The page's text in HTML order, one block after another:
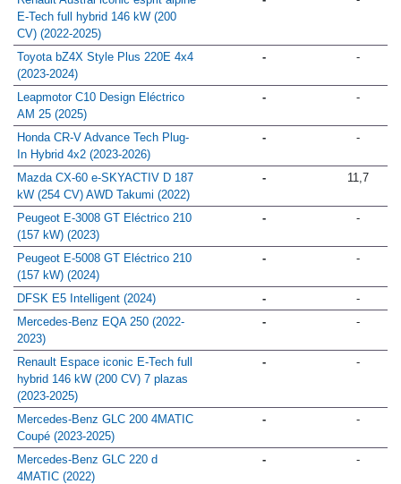
E-Tech full hybrid 146 kW (200
CV) (2022-2025)
Toyota bZ4X Style Plus 220E 4x4
(2023-2024)
- -
Leapmotor C10 Design Eléctrico
AM 25 (2025)
- -
Honda CR-V Advance Tech Plug-
In Hybrid 4x2 (2023-2026)
- -
Mazda CX-60 e-SKYACTIV D 187
kW (254 CV) AWD Takumi (2022)
- 11,7
Peugeot E-3008 GT Eléctrico 210
(157 kW) (2023)
- -
Peugeot E-5008 GT Eléctrico 210
(157 kW) (2024)
- -
DFSK E5 Intelligent (2024) -
-
Mercedes-Benz EQA 250 (2022-
2023)
- -
Renault Espace iconic E-Tech full
hybrid 146 kW (200 CV) 7 plazas
(2023-2025)
- -
Mercedes-Benz GLC 200 4MATIC
Coupé (2023-2025)
- -
Mercedes-Benz GLC 220 d
4MATIC (2022)
- -